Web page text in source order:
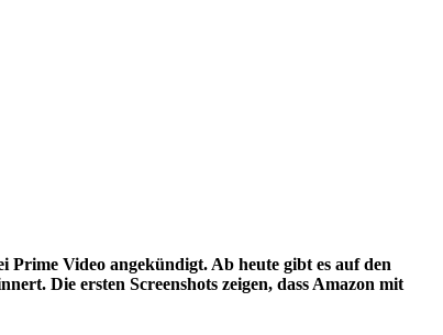
Prime Video angekündigt. Ab heute gibt es auf den
Die ersten Screenshots zeigen, dass Amazon mit